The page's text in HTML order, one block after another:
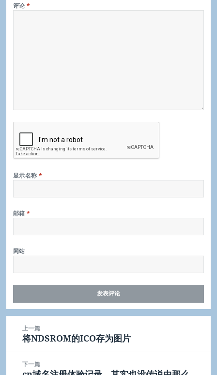
评论*
显示名称*
邮箱*
网站
上一篇
上
文
章：
将NDSROM的ICO存为图片
下一篇